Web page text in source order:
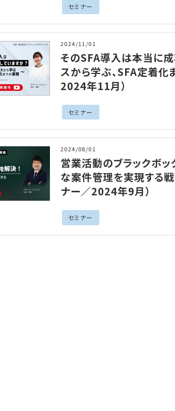
セミナー
2024/11/01
そのSFA導入は本当に
スから学ぶ、SFA定着化
2024年11月）
セミナー
2024/08/01
営業活動のブラックボ
な案件管理を実現する
ナー／2024年9月）
セミナー